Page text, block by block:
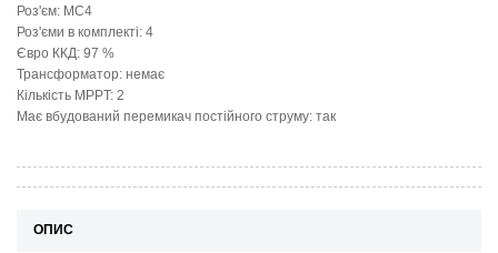
Роз'єм: MC4
Роз'єми в комплекті: 4
Євро ККД: 97 %
Трансформатор: немає
Кількість MPPT: 2
Має вбудований перемикач постійного струму: так
ОПИС